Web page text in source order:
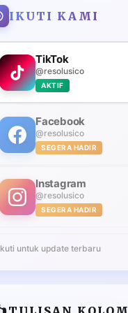
IKUTI KAMI
TikTok
@resolusico
AKTIF
Facebook
@resolusico
SEGERA HADIR
Instagram
@resolusico
SEGERA HADIR
untuk update terbaru